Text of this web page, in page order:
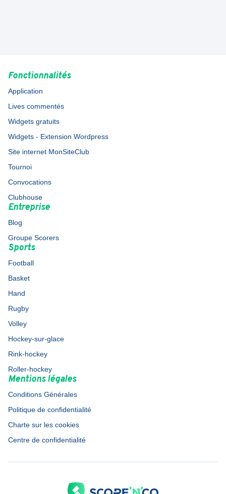
Fonctionnalités
Application
Lives commentés
Widgets gratuits
Widgets - Extension Wordpress
Site internet MonSiteClub
Tournoi
Convocations
Clubhouse
Entreprise
Blog
Groupe Scorers
Sports
Football
Basket
Hand
Rugby
Volley
Hockey-sur-glace
Rink-hockey
Roller-hockey
Mentions légales
Conditions Générales
Politique de confidentialité
Charte sur les cookies
Centre de confidentialité